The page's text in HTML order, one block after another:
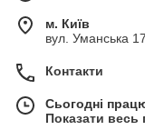
м. Київ
вул. Уманська
Контакти
Сьогодні
Показати весь